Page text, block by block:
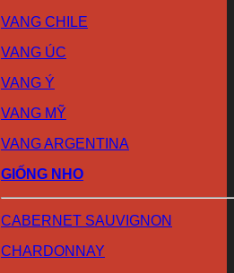
VANG CHILE
VANG ÚC
VANG Ý
VANG MỸ
VANG ARGENTINA
GIỐNG NHO
CABERNET SAUVIGNON
CHARDONNAY